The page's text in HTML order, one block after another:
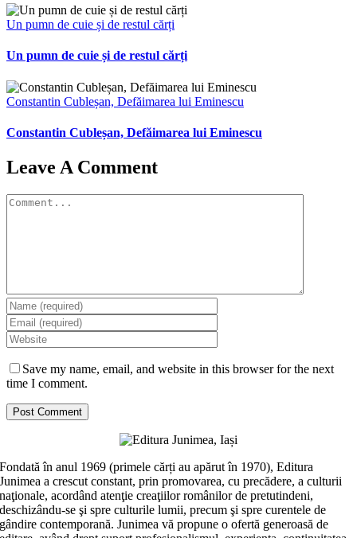
Un pumn de cuie și de restul cărți
Un pumn de cuie și de restul cărți
Constantin Cubleșan, Defăimarea lui Eminescu
Constantin Cubleșan, Defăimarea lui Eminescu
Leave A Comment
Comment
Save my name, email, and website in this browser for the next
time I comment.
Fondată în anul 1969 (primele cărți au apărut în 1970), Editura
Junimea a crescut constant, prin promovarea, cu precădere, a culturii
naţionale, acordând atenţie creaţiilor românilor de pretutindeni,
deschizându-se şi spre culturile lumii, precum şi spre curentele de
gândire contemporană. Junimea vă propune o ofertă generoasă de